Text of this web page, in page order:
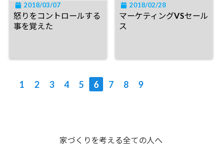
2018/03/07
怒りをコントロールする
事を覚えた
2018/02/28
マーケティングVSセール
ス
1 2 3 4 5 6 7 8 9
家づくりを考える全ての人へ